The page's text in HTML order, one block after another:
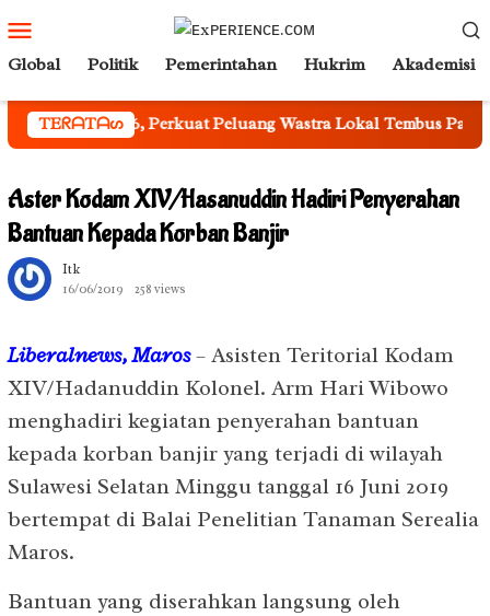
ke
kontenMobile
Global Politik Pemerintahan Hukrim Akademisi
TEᖇᗩTᗩᔕ
2026, Perkuat Peluang Wastra Lokal Tembus Pasar
Aster Kodam XIV/Hasanuddin Hadiri Penyerahan
Bantuan Kepada Korban Banjir
Itk
16/06/2019
258 views
Liberalnews, Maros– Asisten Teritorial Kodam
XIV/Hadanuddin Kolonel. Arm Hari Wibowo
menghadiri kegiatan penyerahan bantuan
kepada korban banjir yang terjadi di wilayah
Sulawesi Selatan Minggu tanggal 16 Juni 2019
bertempat di Balai Penelitian Tanaman Serealia
Maros.
Bantuan yang diserahkan langsung oleh